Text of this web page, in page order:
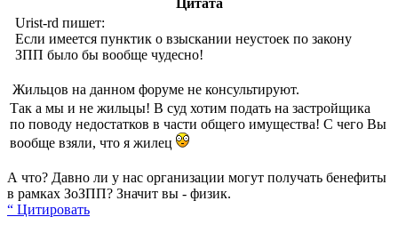
Urist-rd пишет:
Если имеется пунктик о взыскании неустоек по закону
ЗПП было бы вообще чудесно!
Жильцов на данном форуме не консультируют.
Так а мы и не жильцы! В суд хотим подать на застройщика
по поводу недостатков в части общего имущества! С чего Вы
вообще взяли, что я жилец
А что? Давно ли у нас организации могут получать бенефиты
в рамках ЗоЗПП? Значит вы - физик.
“ Цитировать